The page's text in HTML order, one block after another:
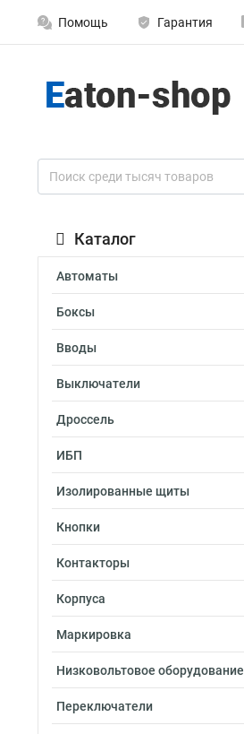
Помощь Гарантия
Каталог
Автоматы
Боксы
Вводы
Выключатели
Дроссель
ИБП
Изолированные щиты
Кнопки
Контакторы
Корпуса
Маркировка
Низковольтовое оборудование
Переключатели